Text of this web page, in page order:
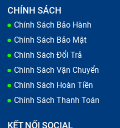
CHÍNH SÁCH
Chính Sách Bảo Hành
Chính Sách Bảo Mật
Chính Sách Đổi Trả
Chính Sách Vận Chuyển
Chính Sách Hoàn Tiền
Chính Sách Thanh Toán
KẾT NỐI SOCIAL